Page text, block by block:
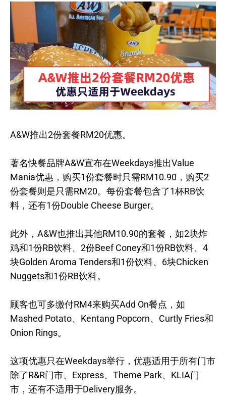
A&W推出2份套餐RM20优惠。
著名快餐品牌A&W宣布在Weekdays推出Value
Mania优惠，购买1份套餐时只需RM10.90，购买2
份套餐则是只需RM20。每份套餐包含了1杯RB饮
料，还有1份Double Cheese Burger。
此外，A&W也推出其他RM10.90的套餐，如2块炸
鸡和1份RB饮料、2份Beef Coney和1份RB饮料、4
块Golden Aroma Tenders和1份饮料、6块Chicken
Nuggets和1份RB饮料。
顾客也可多缴付RM4来购买Add On餐点，如
Mashed Potato、Kentang Popcorn、Curtly Fries和
Onion Rings。
这项优惠只在Weekdays举行，优惠适用于所有门市
除了R&R门市、Express、Theme Park、KLIA门
市，还有不适用于Delivery服务。